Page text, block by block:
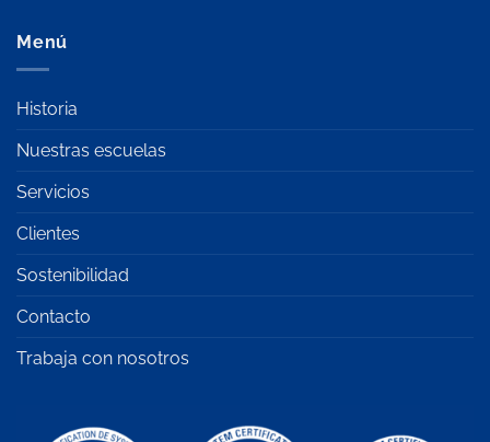
Menú
Historia
Nuestras escuelas
Servicios
Clientes
Sostenibilidad
Contacto
Trabaja con nosotros